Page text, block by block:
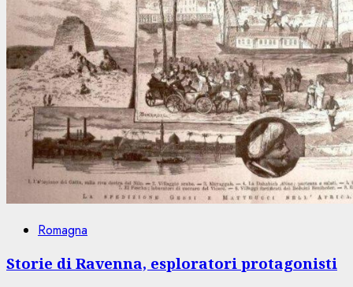
Romagna
Storie di Ravenna, esploratori protagonisti